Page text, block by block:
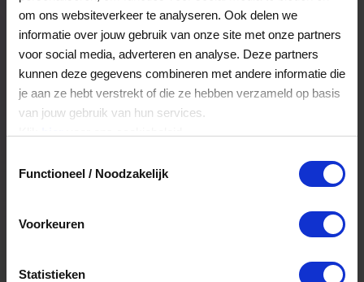
om ons websiteverkeer te analyseren. Ook delen we
informatie over jouw gebruik van onze site met onze partners
voor social media, adverteren en analyse. Deze partners
kunnen deze gegevens combineren met andere informatie die
je aan ze hebt verstrekt of die ze hebben verzameld op basis
van jouw gebruik van hun services.
Functioneel / Noodzakelijk
Voorkeuren
Statistieken
Veelgestelde Vragen
Kan ik het saldo in delen besteden?
Ja, je mag het saldo van je VVV
cadeaukaart in delen uitgeven.
Hoelang blijft mijn saldo geldig?
Het volledige saldo op de VVV cadeaukaart
is minimaal drie jaar geldig.